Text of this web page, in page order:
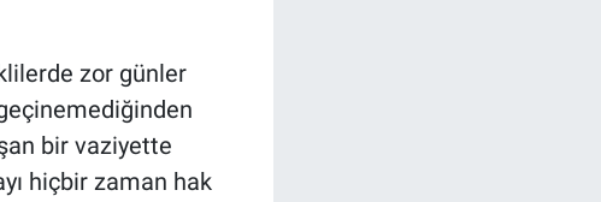
zor günler
bir vaziyette
hiçbir zaman hak